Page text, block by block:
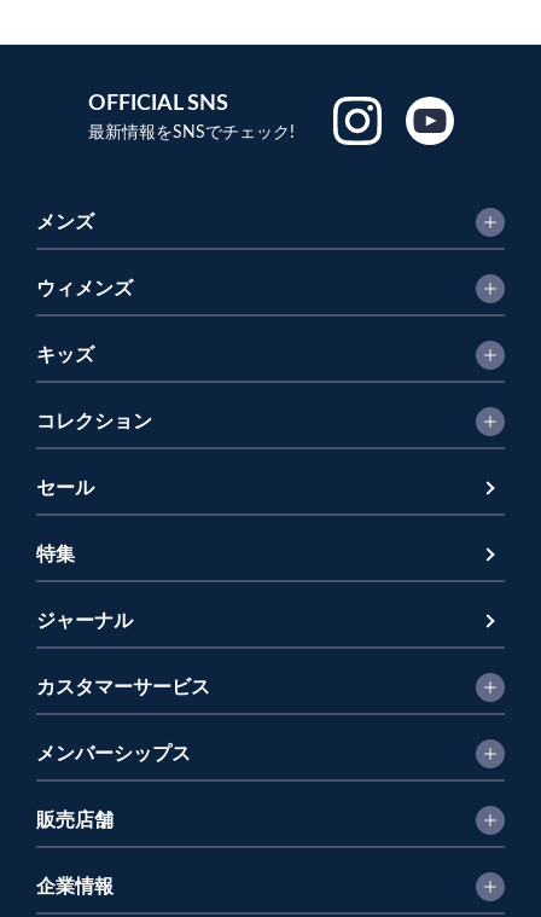
OFFICIAL SNS
最新情報をSNSでチェック!
メンズ
ウィメンズ
キッズ
コレクション
セール
特集
ジャーナル
カスタマーサービス
メンバーシップス
販売店舗
企業情報